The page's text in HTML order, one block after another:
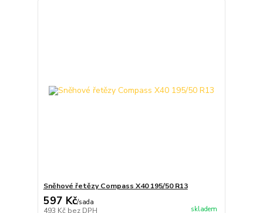
Sněhové řetězy Compass X40 195/50 R13
597 Kč/sada
493 Kč bez DPH skladem